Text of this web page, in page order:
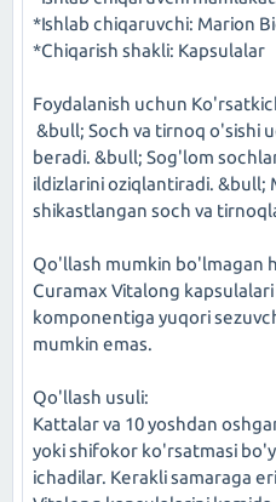
*Ishlab chiqaruvchi: Marion
*Chiqarish shakli: Kapsulalar
Foydalanish uchun
&bull; Soch va tirnoq o'sishi
beradi. &bull; Sog'lom
ildizlarini oziqlantiradi. &bull;
shikastlangan soch va
Qo'llash mumkin bo'lmagan
Curamax Vitalong
komponentiga yuqori
mumkin emas.
Qo'llash usuli:
Kattalar va 10 yoshdan
yoki shifokor ko'rsatmasi
ichadilar. Kerakli samaraga